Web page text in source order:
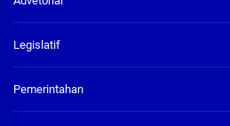
Legislatif
Pemerintahan